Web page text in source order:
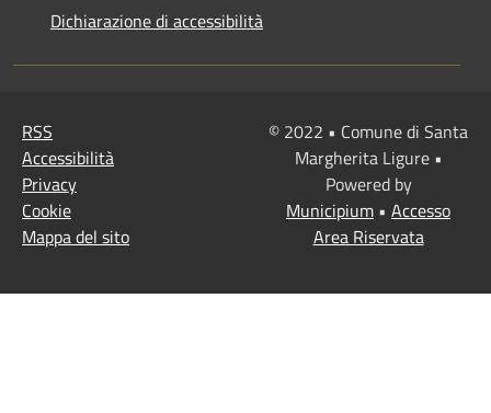
Dichiarazione di accessibilità
RSS
Accessibilità
Privacy
Cookie
Mappa del sito
© 2022 • Comune di Santa
Margherita Ligure •
Powered by
Municipium • Accesso
Area Riservata